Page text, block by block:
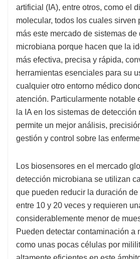
artificial (IA), entre otros, como el
molecular, todos los cuales sirven
más este mercado de sistemas de
microbiana porque hacen que la
más efectiva, precisa y rápida,
herramientas esenciales para su
cualquier otro entorno médico
atención. Particularmente notable
la IA en los sistemas de
permite un mejor análisis,
gestión y control sobre las
Los biosensores en el mercado
detección microbiana se utilizan
que pueden reducir la duración
entre 10 y 20 veces y requieren
considerablemente menor de
Pueden detectar contaminación a
como unas pocas células por